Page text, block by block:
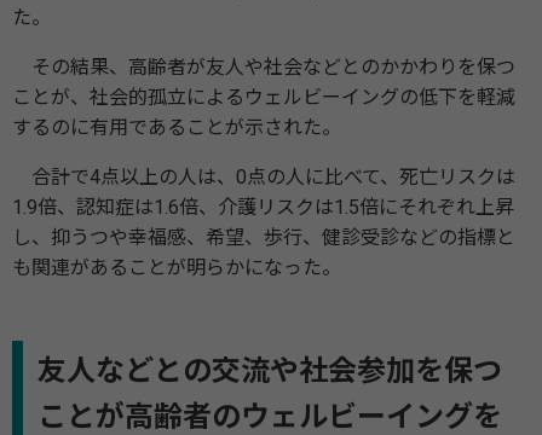
た。
その結果、高齢者が友人や社会などとのかかわりを保つ
ことが、社会的孤立によるウェルビーイングの低下を軽減
するのに有用であることが示された。
合計で4点以上の人は、0点の人に比べて、死亡リスクは
1.9倍、認知症は1.6倍、介護リスクは1.5倍にそれぞれ上昇
し、抑うつや幸福感、希望、歩行、健診受診などの指標と
も関連があることが明らかになった。
友人などとの交流や社会参加を保つ
ことが高齢者のウェルビーイングを